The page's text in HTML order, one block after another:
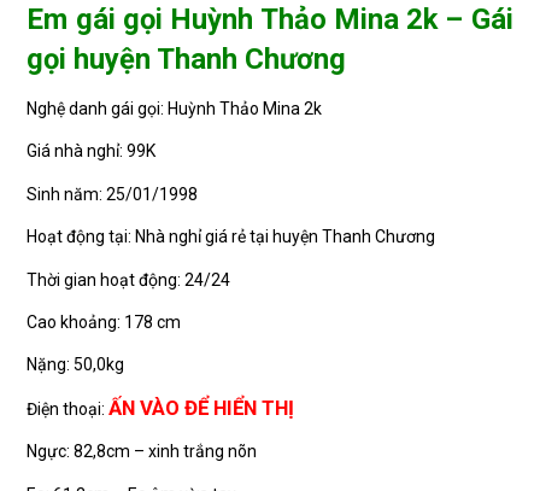
Em gái gọi Huỳnh Thảo Mina 2k – Gái
gọi huyện Thanh Chương
Nghệ danh gái gọi: Huỳnh Thảo Mina 2k
Giá nhà nghỉ: 99K
Sinh năm: 25/01/1998
Hoạt động tại: Nhà nghỉ giá rẻ tại huyện Thanh Chương
Thời gian hoạt động: 24/24
Cao khoảng: 178 cm
Nặng: 50,0kg
Điện thoại:ẤN VÀO ĐỂ HIỂN THỊ
Ngực: 82,8cm – xinh trắng nõn